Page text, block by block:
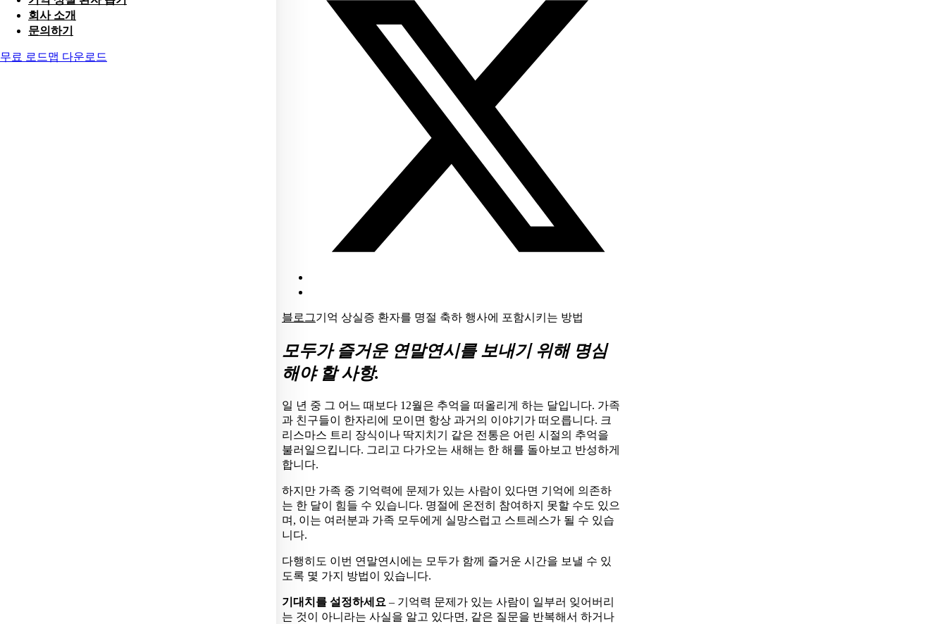
회사 소개
문의하기
무료 로드맵 다운로드
블로그기억 상실증 환자를 명절 축하 행사에 포함시키는 방법
모두가 즐거운 연말연시를 보내기 위해 명심
해야 할 사항.
일 년 중 그 어느 때보다 12월은 추억을 떠올리게 하는 달입니다. 가족
과 친구들이 한자리에 모이면 항상 과거의 이야기가 떠오릅니다. 크
리스마스 트리 장식이나 딱지치기 같은 전통은 어린 시절의 추억을
불러일으킵니다. 그리고 다가오는 새해는 한 해를 돌아보고 반성하게
합니다.
하지만 가족 중 기억력에 문제가 있는 사람이 있다면 기억에 의존하
는 한 달이 힘들 수 있습니다. 명절에 온전히 참여하지 못할 수도 있으
며, 이는 여러분과 가족 모두에게 실망스럽고 스트레스가 될 수 있습
니다.
다행히도 이번 연말연시에는 모두가 함께 즐거운 시간을 보낼 수 있
도록 몇 가지 방법이 있습니다.
기대치를 설정하세요 – 기억력 문제가 있는 사람이 일부러 잊어버리
는 것이 아니라는 사실을 알고 있다면, 같은 질문을 반복해서 하거나